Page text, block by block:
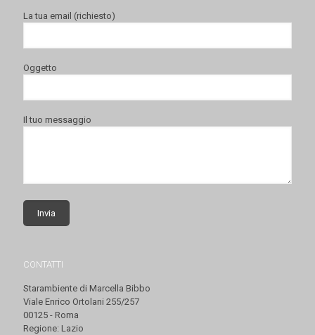
La tua email (richiesto)
Oggetto
Il tuo messaggio
CONTATTI
Starambiente di Marcella Bibbo
Viale Enrico Ortolani 255/257
00125 - Roma
Regione: Lazio